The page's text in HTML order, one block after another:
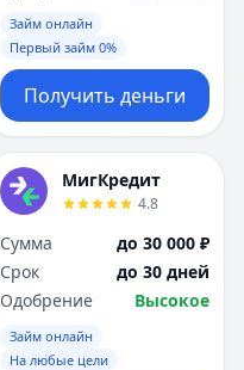
Займ онлайн
Первый займ 0%
Получить деньги
МигКредит
4.8
Сумма
до 30 000 ₽
Срок
до 30 дней
Одобрение
Высокое
Займ онлайн
На любые цели